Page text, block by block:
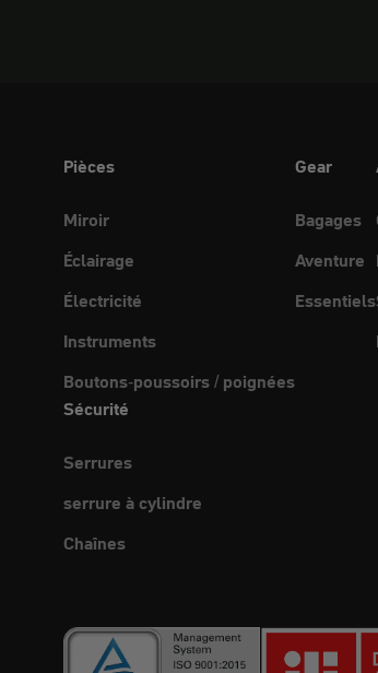
Pièces
Miroir
Éclairage
Électricité
Instruments
Boutons-poussoirs / poignées
Gear
Bagages
Aventure
Essentiels
Sécurité
Serrures
serrure à cylindre
Chaînes